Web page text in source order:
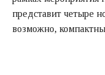
представит четыре
возможно,